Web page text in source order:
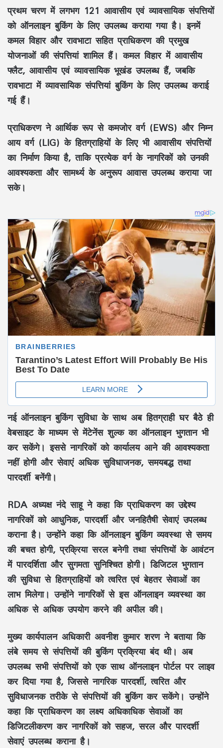
प्रथम चरणमें लगभग 121 आवासीय एवं व्यावसायिक संपत्तियों
को ऑनलाइन बुकिंग के लिए उपलब्ध कराया गया है। इनमें
कमल विहारऔररावभाटासहित प्राधिकरण की प्रमुख
योजनाओं की संपत्तियां शामिल हैं।कमल विहारमेंआवासीय
फ्लैट, आवासीय एवं व्यावसायिक भूखंडउपलब्ध हैं, जबकि
रावभाटामेंव्यावसायिक संपत्तियांबुकिंग के लिए उपलब्ध कराई
गई हैं।
प्राधिकरण नेआर्थिक रूप से कमजोर वर्ग (EWS) औरनिम्न
आय वर्ग (LIG) के हितग्राहियों के लिए भी आवासीय संपत्तियों
का निर्माण किया है, ताकि प्रत्येक वर्ग के नागरिकों को उनकी
आवश्यकता और सामर्थ्य के अनुरूप आवास उपलब्ध कराया जा
सके।
नईऑनलाइन बुकिंग सुविधाके साथ अब हितग्राहीघर बैठेही
वेबसाइट के माध्यम सेमेंटेनेंस शुल्क का ऑनलाइन भुगतानभी
कर सकेंगे। इससे नागरिकों को कार्यालय आने की आवश्यकता
नहीं होगी और सेवाएं अधिकसुविधाजनक,समयबद्धतथा
पारदर्शीबनेंगी।
RDA अध्यक्ष नंदे साहूने कहा कि प्राधिकरण का उद्देश्य
नागरिकों को आधुनिक,पारदर्शीऔरजनहितैषी सेवाएंउपलब्ध
कराना है। उन्होंने कहा किऑनलाइन बुकिंग व्यवस्थासे समय
की बचत होगी, प्रक्रिया सरल बनेगी तथासंपत्तियों के आवंटन
मेंपारदर्शिताऔरसुगमतासुनिश्चित होगी।डिजिटल भुगतान
की सुविधा से हितग्राहियों को त्वरित एवं बेहतर सेवाओं का
लाभ मिलेगा। उन्होंने नागरिकों से इस ऑनलाइन व्यवस्था का
अधिक से अधिक उपयोग करने की अपील की।
मुख्य कार्यपालन अधिकारी अवनीश कुमार शरणने बताया कि
लंबे समय सेसंपत्तियों की बुकिंग प्रक्रियाबंद थी। अब
उपलब्ध सभी संपत्तियों को एक साथ ऑनलाइन पोर्टलपर लाइव
कर दिया गया है, जिससे नागरिकपारदर्शी,त्वरितऔर
सुविधाजनकतरीके से संपत्तियों की बुकिंग कर सकेंगे। उन्होंने
कहा कि प्राधिकरण का लक्ष्य अधिकाधिक सेवाओं का
डिजिटलीकरणकर नागरिकों कोसहज,सरलऔरपारदर्शी
सेवाएंउपलब्ध कराना है।